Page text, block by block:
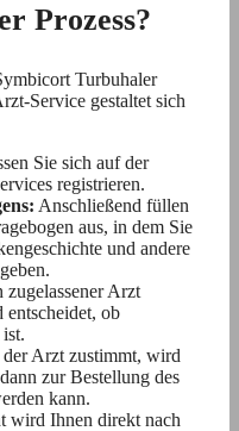
Prozess?
Turbuhaler
Service gestaltet sich
Sie sich auf der
registrieren.
Anschließend füllen
aus, in dem Sie
und andere
zugelassener Arzt
entscheidet, ob
der Arzt zustimmt, wird
zur Bestellung des
kann.
wird Ihnen direkt nach